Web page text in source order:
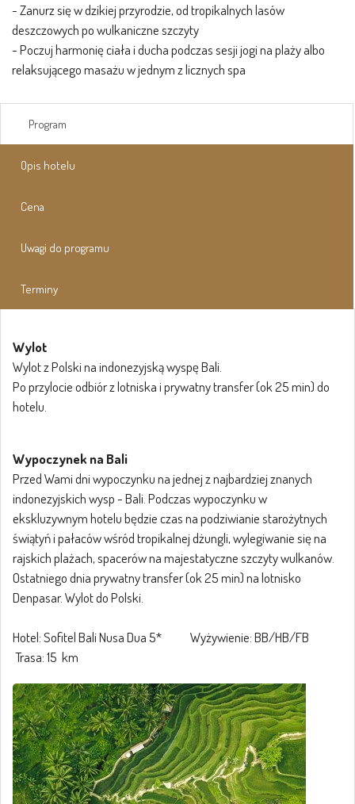
- Zanurz się w dzikiej przyrodzie, od tropikalnych lasów
deszczowych po wulkaniczne szczyty
- Poczuj harmonię ciała i ducha podczas sesji jogi na plaży albo
relaksującego masażu w jednym z licznych spa
Program
Opis hotelu
Cena
Uwagi do programu
Terminy
Wylot
Wylot z Polski na indonezyjską wyspę Bali.
Po przylocie odbiór z lotniska i prywatny transfer (ok 25 min) do
hotelu.
Wypoczynek na Bali
Przed Wami dni wypoczynku na jednej z najbardziej znanych
indonezyjskich wysp - Bali. Podczas wypoczynku w
ekskluzywnym hotelu będzie czas na podziwianie starożytnych
świątyń i pałaców wśród tropikalnej dżungli, wylegiwanie się na
rajskich plażach, spacerów na majestatyczne szczyty wulkanów.
Ostatniego dnia prywatny transfer (ok 25 min) na lotnisko
Denpasar. Wylot do Polski.
Hotel: Sofitel Bali Nusa Dua 5* Wyżywienie: BB/HB/FB
Trasa: 15 km